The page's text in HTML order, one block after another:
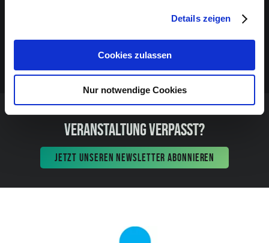
Details zeigen
Cookies zulassen
Nur notwendige Cookies
VERANSTALTUNG VERPASST?
JETZT UNSEREN NEWSLETTER ABONNIEREN